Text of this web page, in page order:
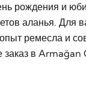
рождения и
аланья.
ремесла и
в